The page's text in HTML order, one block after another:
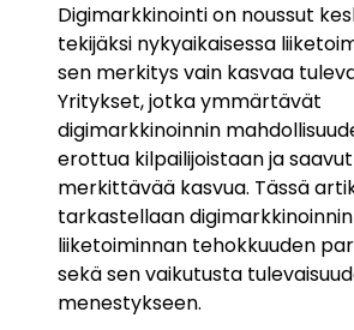
Digimarkkinointi on noussut
tekijäksi nykyaikaisessa
sen merkitys vain kasvaa
Yritykset, jotka ymmärtävät
digimarkkinoinnin
erottua kilpailijoistaan ja
merkittävää kasvua. Tässä
tarkastellaan
liiketoiminnan tehokkuuden
sekä sen vaikutusta
menestykseen.